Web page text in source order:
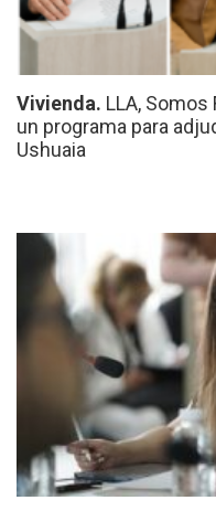
Vivienda. LLA,
un programa para
Ushuaia